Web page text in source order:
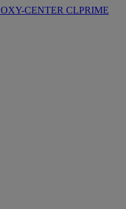
OXY-CENTER CLPRIME